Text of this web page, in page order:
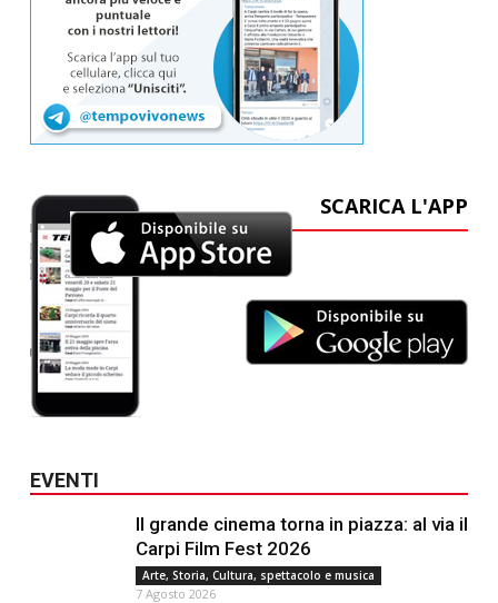
SCARICA L'APP
EVENTI
Il grande cinema torna in piazza: al via il
Carpi Film Fest 2026
Arte, Storia, Cultura, spettacolo e musica
7 Agosto 2026